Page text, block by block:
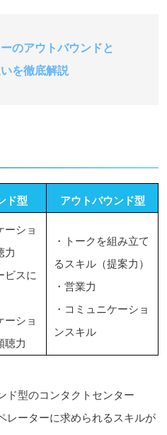
のアウトバウンドと
を徹底解説
ド型 アウトバウンド型
ーショ
力
ビスに
ーショ
聴力
・トークを組み立て
るスキル（提案力）
・営業力
・コミュニケーショ
ンスキル
ド型のコンタクトセンター
レーターに求められるスキルが